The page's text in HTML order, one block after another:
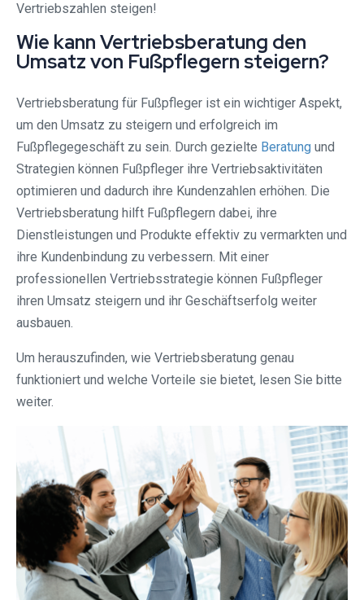
Vertriebszahlen steigen!
Wie kann Vertriebsberatung den
Umsatz von Fußpflegern steigern?
Vertriebsberatung für Fußpfleger ist ein wichtiger Aspekt,
um den Umsatz zu steigern und erfolgreich im
Fußpflegegeschäft zu sein. Durch gezielte Beratung und
Strategien können Fußpfleger ihre Vertriebsaktivitäten
optimieren und dadurch ihre Kundenzahlen erhöhen. Die
Vertriebsberatung hilft Fußpflegern dabei, ihre
Dienstleistungen und Produkte effektiv zu vermarkten und
ihre Kundenbindung zu verbessern. Mit einer
professionellen Vertriebsstrategie können Fußpfleger
ihren Umsatz steigern und ihr Geschäftserfolg weiter
ausbauen.
Um herauszufinden, wie Vertriebsberatung genau
funktioniert und welche Vorteile sie bietet, lesen Sie bitte
weiter.